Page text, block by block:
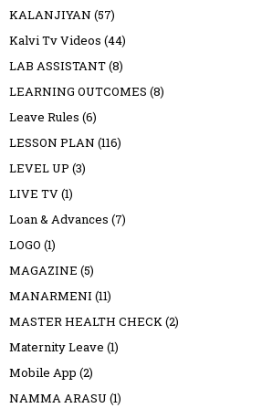
KALANJIYAN (57)
Kalvi Tv Videos (44)
LAB ASSISTANT(8)
LEARNING OUTCOMES (8)
Leave Rules (6)
LESSON PLAN (116)
LEVEL UP (3)
LIVE TV(1)
Loan & Advances (7)
LOGO (1)
MAGAZINE (5)
MANARMENI (11)
MASTER HEALTH CHECK(2)
Maternity Leave (1)
Mobile App (2)
NAMMA ARASU (1)